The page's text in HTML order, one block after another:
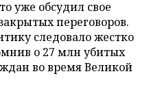
уже обсудил свое
переговоров.
следовало жестко
о 27 млн убитых
во время Великой